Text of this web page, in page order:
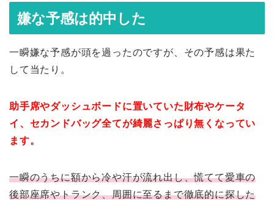
嫌な予感は的中した
一瞬嫌な予感が頭を過ったのですが、その予感は果た
して当たり。
助手席やダッシュボードに置いていた財布やケータ
イ、セカンドバッグ全てが綺麗さっぱり無くなってい
ます。
一瞬のうちに額から冷や汗が流れ出し、慌てて愛車の
後部座席やトランク、周囲に至るまで徹底的に探した